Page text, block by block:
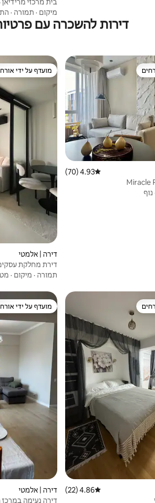
מיקום · תמורה ·
דירות להשכרה עם
דירוג ממוצע של 4.93 מתוך 5, 70 ביקורות
4.93 (70)
Miracle
נוף
מועדף על ידי
מועדף על ידי
דירה | אלמטי
דירת מחלקת
תמורה · מיקום ·
דירוג ממוצע של 4.86 מתוך 5, 22 ביקורות
4.86 (22)
מועדף על ידי
מועדף על ידי
דירה | אלמטי
דירה נעימה במרכז